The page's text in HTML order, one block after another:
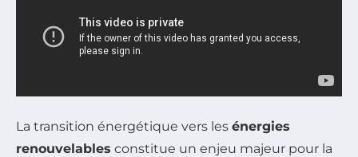
La transition énergétique vers les énergies
renouvelables constitue un enjeu majeur pour la